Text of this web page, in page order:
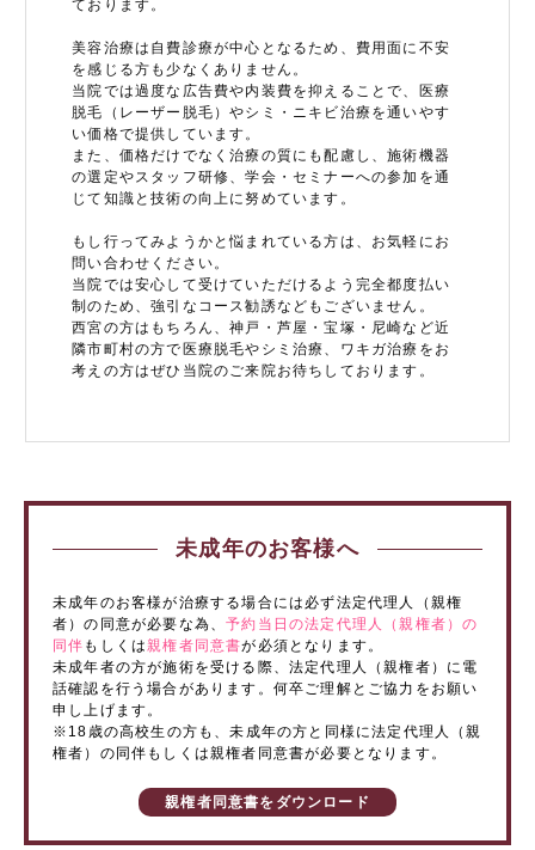
ております。
美容治療は自費診療が中心となるため、費用面に不安
を感じる方も少なくありません。
当院では過度な広告費や内装費を抑えることで、医療
脱毛（レーザー脱毛）やシミ・ニキビ治療を通いやす
い価格で提供しています。
また、価格だけでなく治療の質にも配慮し、施術機器
の選定やスタッフ研修、学会・セミナーへの参加を通
じて知識と技術の向上に努めています。
もし行ってみようかと悩まれている方は、お気軽にお
問い合わせください。
当院では安心して受けていただけるよう完全都度払い
制のため、強引なコース勧誘などもございません。
西宮の方はもちろん、神戸・芦屋・宝塚・尼崎など近
隣市町村の方で医療脱毛やシミ治療、ワキガ治療をお
考えの方はぜひ当院のご来院お待ちしております。
未成年のお客様へ
未成年のお客様が治療する場合には必ず法定代理人（親権
者）の同意が必要な為、予約当日の法定代理人（親権者）の
同伴 もしくは親権者同意書が必須となります。
未成年者の方が施術を受ける際、法定代理人（親権者）に電
話確認を行う場合があります。何卒ご理解とご協力をお願い
申し上げます。
※18歳の高校生の方も、未成年の方と同様に法定代理人（親
権者）の同伴もしくは親権者同意書が必要となります。
親権者同意書をダウンロード